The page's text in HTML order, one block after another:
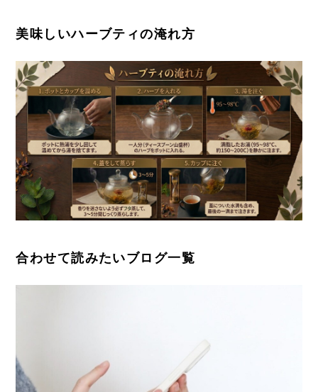
美味しいハーブティの淹れ方
合わせて読みたいブログ一覧